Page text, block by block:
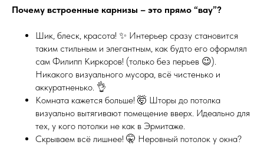
Почему встроенные карнизы – это прямо “вау”?
Шик, блеск, красота! ✨ Интерьер сразу становится
таким стильным и элегантным, как будто его оформлял
сам Филипп Киркоров! (только без перьев 😉).
Никакого визуального мусора, всё чистенько и
аккуратненько. 👌
Комната кажется больше! 🤯 Шторы до потолка
визуально вытягивают помещение вверх. Идеально для
тех, у кого потолки не как в Эрмитаже.
Скрываем всё лишнее! 🤫 Неровный потолок у окна?